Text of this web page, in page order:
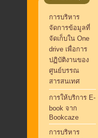
การบริหาร
จัดการข้อมูลที่
จัดเก็บใน One
drive เพื่อการ
ปฏิบัติงานของ
ศูนย์บรรณ
สารสนเทศ
การให้บริการ E-
book จาก
Bookcaze
การบริหาร